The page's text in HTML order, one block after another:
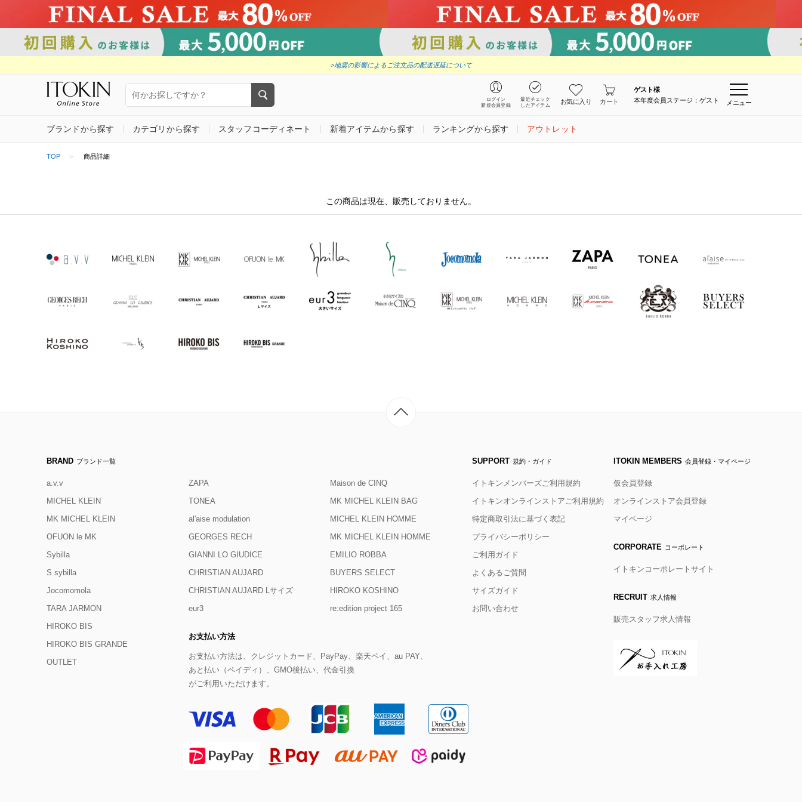
>地震の影響によるご注文品の配送遅延について
ログイン
新規会員登録
最近チェック
したアイテム
お気に入り カート
ゲスト様
本年度会員ステージ：ゲスト
メニュー
ブランドから探す カテゴリから探す スタッフコーディネート 新着アイテムから探す ランキングから探す アウトレット
TOP 商品詳細
この商品は現在、販売しておりません。
BRAND ブランド一覧
a.v.v
MICHEL KLEIN
MK MICHEL KLEIN
OFUON le MK
Sybilla
S sybilla
Jocomomola
TARA JARMON
ZAPA
TONEA
al'aise modulation
GEORGES RECH
GIANNI LO GIUDICE
CHRISTIAN AUJARD
CHRISTIAN AUJARD Lサイズ
eur3
Maison de CINQ
MK MICHEL KLEIN BAG
MICHEL KLEIN HOMME
MK MICHEL KLEIN HOMME
EMILIO ROBBA
BUYERS SELECT
HIROKO KOSHINO
re:edition project 165
HIROKO BIS
HIROKO BIS GRANDE
OUTLET
お支払い方法
お支払い方法は、クレジットカード、PayPay、楽天ペイ、au PAY、
あと払い（ペイディ）、GMO後払い、代金引換
がご利用いただけます。
SUPPORT 規約・ガイド
イトキンメンバーズご利用規約
イトキンオンラインストアご利用規約
特定商取引法に基づく表記
プライバシーポリシー
ご利用ガイド
よくあるご質問
サイズガイド
お問い合わせ
ITOKIN MEMBERS 会員登録・マイページ
仮会員登録
オンラインストア会員登録
マイページ
CORPORATE コーポレート
イトキンコーポレートサイト
RECRUIT 求人情報
販売スタッフ求人情報